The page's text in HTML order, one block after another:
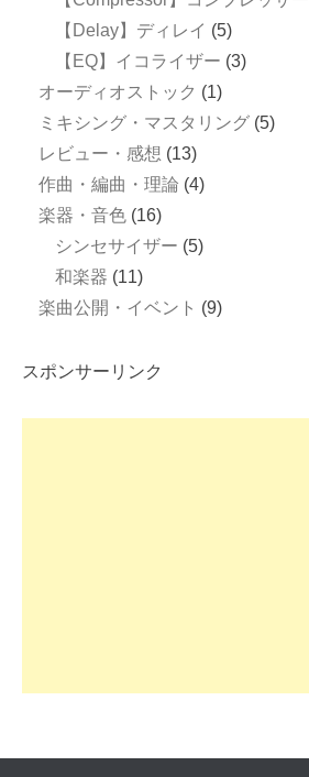
【Delay】ディレイ (5)
【EQ】イコライザー (3)
オーディオストック (1)
ミキシング・マスタリング (5)
レビュー・感想 (13)
作曲・編曲・理論 (4)
楽器・音色 (16)
シンセサイザー (5)
和楽器 (11)
楽曲公開・イベント (9)
スポンサーリンク